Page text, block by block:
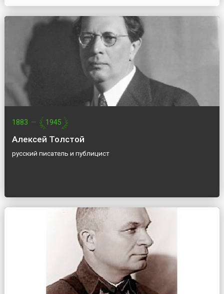
1883 — 1945
Алексей Толстой
русский писатель и публицист